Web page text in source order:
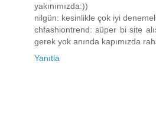
yakınımızda:))
nilgün: kesinlikle çok iyi
chfashiontrend: süper bi site
gerek yok anında kapımızda
Yanıtla